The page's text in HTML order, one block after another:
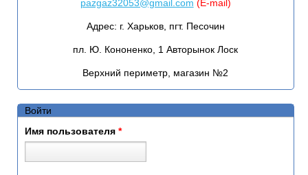
pazgaz32053@gmail.com (E-mail)
Адрес: г. Харьков, пгт. Песочин
пл. Ю. Кононенко, 1 Авторынок Лоск
Верхний периметр, магазин №2
Войти
Имя пользователя *